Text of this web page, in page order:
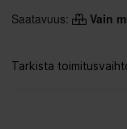
Saatavuus:
Vain